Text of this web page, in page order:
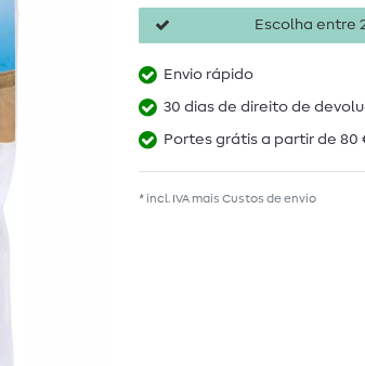
Escolha entre
Envio rápido
30 dias de direito de
Portes grátis a partir de 80
* incl. IVA mais Custos de envio